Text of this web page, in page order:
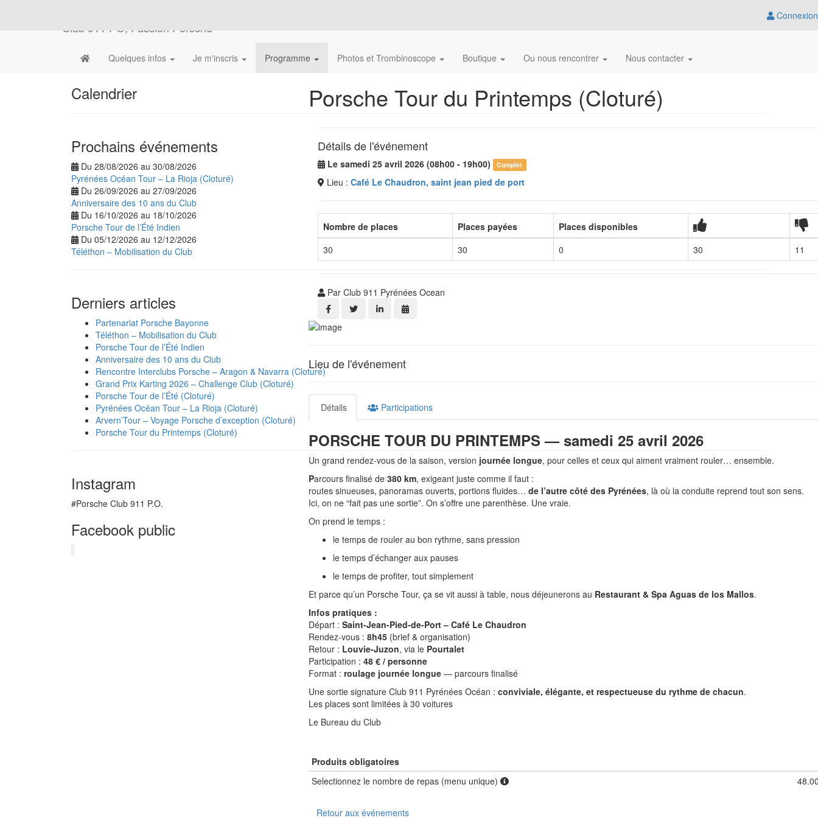
Connexion
Club 911 PO, Passion Porsche
Quelques infos Je m'inscris Programme Photos et Trombinoscope Boutique Ou nous rencontrer Nous contacter
Calendrier
Prochains événements
Du 28/08/2026 au 30/08/2026
Pyrénées Océan Tour – La Rioja (Cloturé)
Du 26/09/2026 au 27/09/2026
Anniversaire des 10 ans du Club
Du 16/10/2026 au 18/10/2026
Porsche Tour de l’Été Indien
Du 05/12/2026 au 12/12/2026
Téléthon – Mobilisation du Club
Derniers articles
Partenariat Porsche Bayonne
Téléthon – Mobilisation du Club
Porsche Tour de l’Été Indien
Anniversaire des 10 ans du Club
Rencontre Interclubs Porsche – Aragon & Navarra (Cloturé)
Grand Prix Karting 2026 – Challenge Club (Cloturé)
Porsche Tour de l’Été (Cloturé)
Pyrénées Océan Tour – La Rioja (Cloturé)
Arvern’Tour – Voyage Porsche d’exception (Cloturé)
Porsche Tour du Printemps (Cloturé)
Instagram
#Porsche Club 911 P.O.
Facebook public
Porsche Tour du Printemps (Cloturé)
Détails de l'événement
Le samedi 25 avril 2026 (08h00 - 19h00) Complet
Lieu : Café Le Chaudron, saint jean pied de port
Nombre de places Places payées
Places disponibles
30
30 0 30 11
Par Club 911 Pyrénées Ocean
Lieu de l'événement
Détails Participations
PORSCHE TOUR DU PRINTEMPS — samedi 25 avril 2026
Un grand rendez-vous de la saison, version journée longue, pour celles et ceux qui aiment vraiment rouler… ensemble.
Parcours finalisé de 380 km, exigeant juste comme il faut :
routes sinueuses, panoramas ouverts, portions fluides… de l’autre côté des Pyrénées, là où la conduite reprend tout son sens.
Ici, on ne “fait pas une sortie”. On s’offre une parenthèse. Une vraie.
On prend le temps :
le temps de rouler au bon rythme, sans pression
le temps d’échanger aux pauses
le temps de profiter, tout simplement
Et parce qu’un Porsche Tour, ça se vit aussi à table, nous déjeunerons au Restaurant & Spa Aguas de los Mallos.
Infos pratiques :
Départ : Saint-Jean-Pied-de-Port – Café Le Chaudron
Rendez-vous : 8h45 (brief & organisation)
Retour : Louvie-Juzon, via le Pourtalet
Participation : 48 € / personne
Format : roulage journée longue — parcours finalisé
Une sortie signature Club 911 Pyrénées Océan : conviviale, élégante, et respectueuse du rythme de chacun.
Les places sont limitées à 30 voitures
Le Bureau du Club
Produits obligatoires
Selectionnez le nombre de repas (menu unique)
Retour aux événements